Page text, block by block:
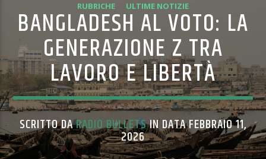
RUBRICHE ULTIME NOTIZIE
BANGLADESH AL VOTO: LA
GENERAZIONE Z TRA
LAVORO E LIBERTÀ
SCRITTO DARADIO BULLETSIN DATA FEBBRAIO 11,
2026